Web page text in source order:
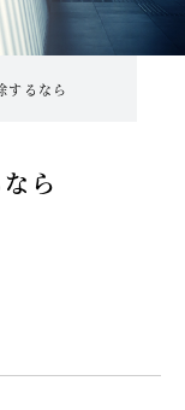
するなら
ら